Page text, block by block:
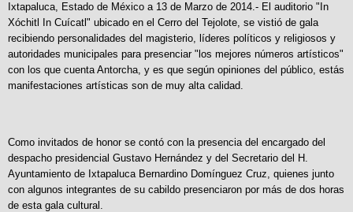
Ixtapaluca, Estado de México a 13 de Marzo de 2014.- El auditorio "In
Xóchitl In Cuícatl" ubicado en el Cerro del Tejolote, se vistió de gala
recibiendo personalidades del magisterio, líderes políticos y religiosos y
autoridades municipales para presenciar "los mejores números artísticos"
con los que cuenta Antorcha, y es que según opiniones del público, estás
manifestaciones artísticas son de muy alta calidad.
Como invitados de honor se contó con la presencia del encargado del
despacho presidencial Gustavo Hernández y del Secretario del H.
Ayuntamiento de Ixtapaluca Bernardino Domínguez Cruz, quienes junto
con algunos integrantes de su cabildo presenciaron por más de dos horas
de esta gala cultural.